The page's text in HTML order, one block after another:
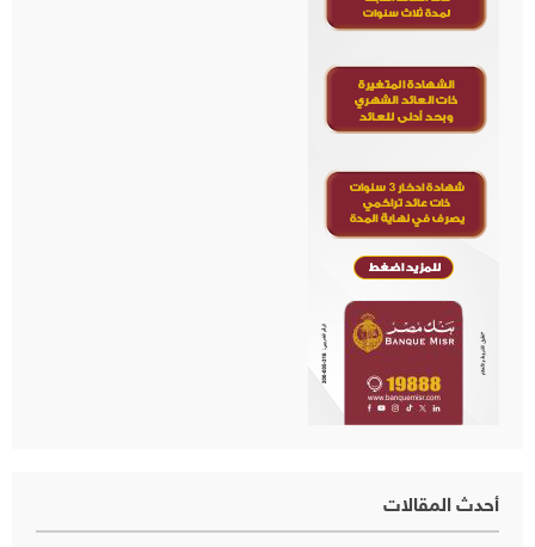
أحدث المقالات